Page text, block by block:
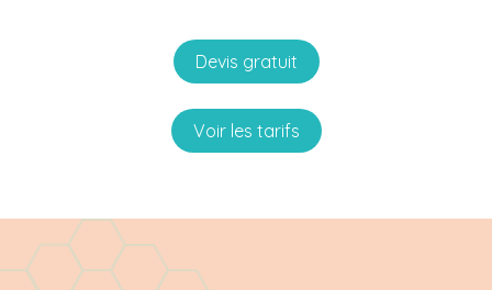
Devis gratuit
Voir les tarifs